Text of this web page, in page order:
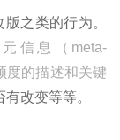
之类的行为。
信息（meta-
度的描述和关键
改变等等。